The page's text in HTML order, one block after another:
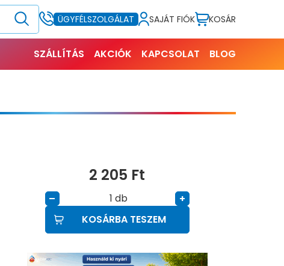
ÜGYFÉLSZOLGÁLAT SAJÁT FIÓK KOSÁR
SZÁLLÍTÁS AKCIÓK KAPCSOLAT
BLOG
2 205 Ft
– db
+
KOSÁRBA TESZEM